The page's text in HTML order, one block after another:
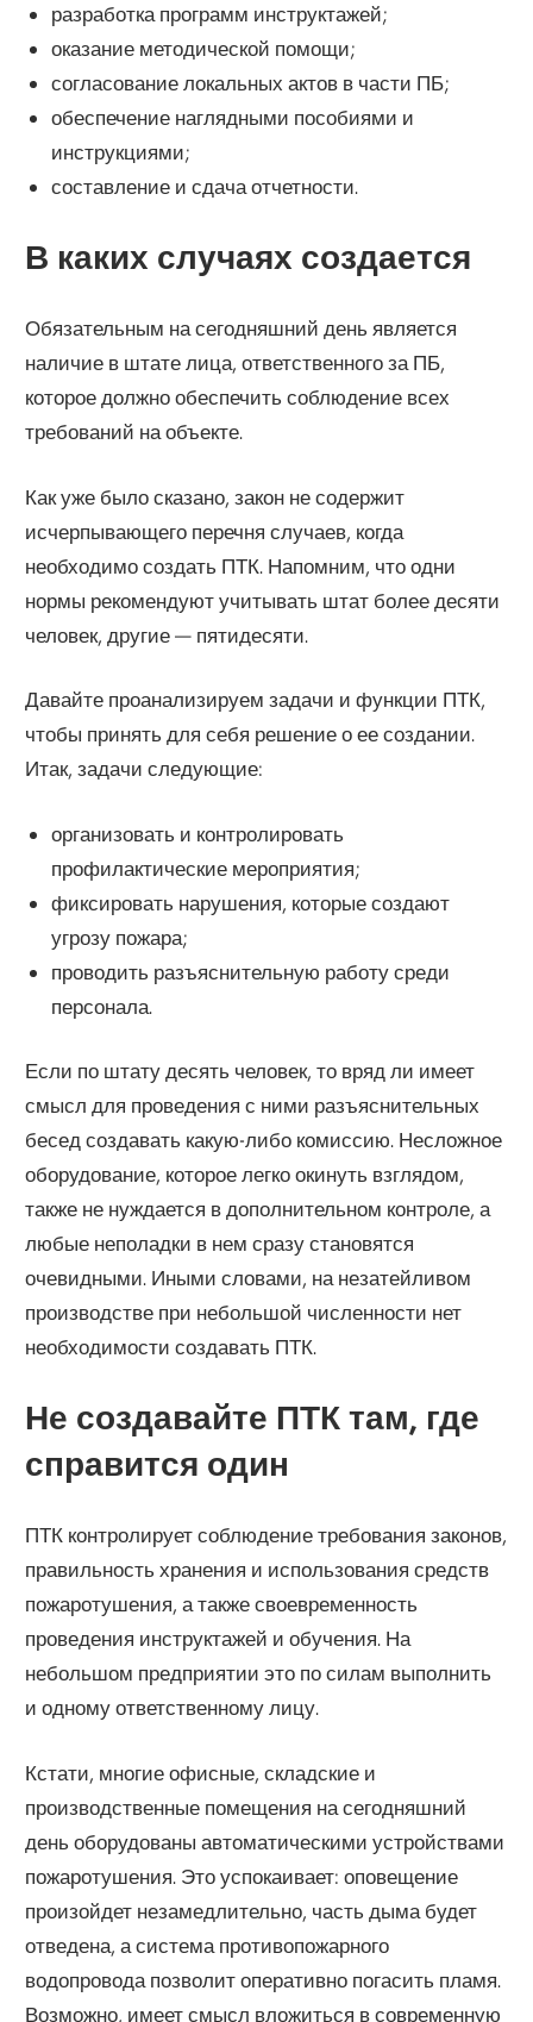
разработка программ инструктажей;
оказание методической помощи;
согласование локальных актов в части ПБ;
обеспечение наглядными пособиями и
инструкциями;
составление и сдача отчетности.
В каких случаях создается
Обязательным на сегодняшний день является
наличие в штате лица, ответственного за ПБ,
которое должно обеспечить соблюдение всех
требований на объекте.
Как уже было сказано, закон не содержит
исчерпывающего перечня случаев, когда
необходимо создать ПТК. Напомним, что одни
нормы рекомендуют учитывать штат более десяти
человек, другие — пятидесяти.
Давайте проанализируем задачи и функции ПТК,
чтобы принять для себя решение о ее создании.
Итак, задачи следующие:
организовать и контролировать
профилактические мероприятия;
фиксировать нарушения, которые создают
угрозу пожара;
проводить разъяснительную работу среди
персонала.
Если по штату десять человек, то вряд ли имеет
смысл для проведения с ними разъяснительных
бесед создавать какую-либо комиссию. Несложное
оборудование, которое легко окинуть взглядом,
также не нуждается в дополнительном контроле, а
любые неполадки в нем сразу становятся
очевидными. Иными словами, на незатейливом
производстве при небольшой численности нет
необходимости создавать ПТК.
Не создавайте ПТК там, где
справится один
ПТК контролирует соблюдение требования законов,
правильность хранения и использования средств
пожаротушения, а также своевременность
проведения инструктажей и обучения. На
небольшом предприятии это по силам выполнить
и одному ответственному лицу.
Кстати, многие офисные, складские и
производственные помещения на сегодняшний
день оборудованы автоматическими устройствами
пожаротушения. Это успокаивает: оповещение
произойдет незамедлительно, часть дыма будет
отведена, а система противопожарного
водопровода позволит оперативно погасить пламя.
Возможно, имеет смысл вложиться в современную